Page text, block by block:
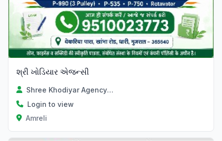
શ્રી ખોડિયાર એજન્સી
Shree Khodiyar Agency Dhari
Login to view
Amreli